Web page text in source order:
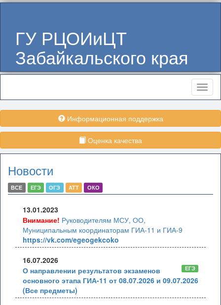
ГУ РЦОИиЦТ
Забайкальского края
Меню
Информационная поддержка
Оценка качества
Новости
ВСЕ ЕГЭ ОГЭ АТТ ОКО
13.01.2023
Внимание! Руководителям МСУ, ОО,
Муниципальным координаторам ГИА-11 и ГИА-9
https://vk.com/egeogekcoko
16.07.2026
ЕГЭ
О направлении результатов экзаменов
основного этапа ГИА-11 от 08.07.2026 и 09.07.2026
(Все предметы)